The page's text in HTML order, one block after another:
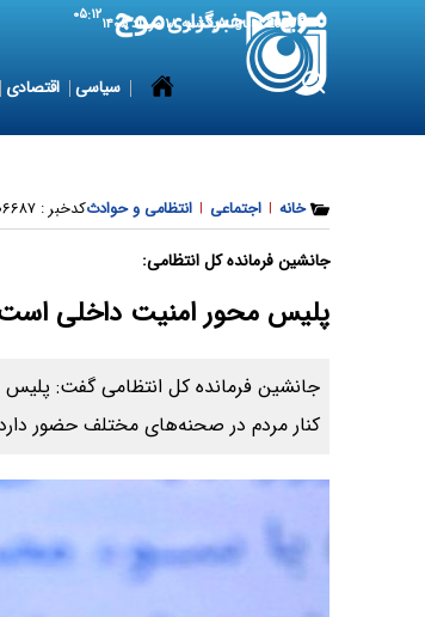
9 August 2026 یکشنبه ۱۸ مرداد ۱۴۰۵ ۰۵:۱۲
سیاسی اقتصادی
خانه | اجتماعی | انتظامی و حوادثکدخبر :
جانشین فرمانده کل انتظامی:
پلیس محور امنیت داخلی
جانشین فرمانده کل انتظامی گفت: پلیس
کنار مردم در صحنه‌های مختلف حضور